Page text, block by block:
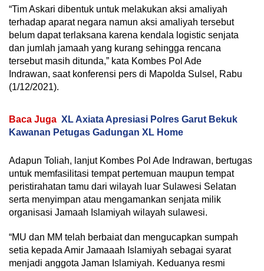
“Tim Askari dibentuk untuk melakukan aksi amaliyah
terhadap aparat negara namun aksi amaliyah tersebut
belum dapat terlaksana karena kendala logistic senjata
dan jumlah jamaah yang kurang sehingga rencana
tersebut masih ditunda,” kata Kombes Pol Ade
Indrawan, saat konferensi pers di Mapolda Sulsel, Rabu
(1/12/2021).
Baca Juga XL Axiata Apresiasi Polres Garut Bekuk
Kawanan Petugas Gadungan XL Home
Adapun Toliah, lanjut Kombes Pol Ade Indrawan, bertugas
untuk memfasilitasi tempat pertemuan maupun tempat
peristirahatan tamu dari wilayah luar Sulawesi Selatan
serta menyimpan atau mengamankan senjata milik
organisasi Jamaah Islamiyah wilayah sulawesi.
“MU dan MM telah berbaiat dan mengucapkan sumpah
setia kepada Amir Jamaaah Islamiyah sebagai syarat
menjadi anggota Jaman Islamiyah. Keduanya resmi